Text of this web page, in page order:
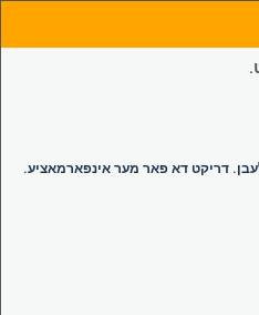
דריקט דא פאר מער אינפארמאציע.